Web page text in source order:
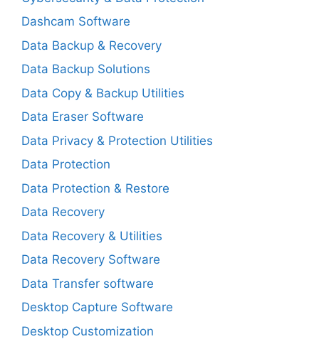
Dashcam Software
Data Backup & Recovery
Data Backup Solutions
Data Copy & Backup Utilities
Data Eraser Software
Data Privacy & Protection Utilities
Data Protection
Data Protection & Restore
Data Recovery
Data Recovery & Utilities
Data Recovery Software
Data Transfer software
Desktop Capture Software
Desktop Customization